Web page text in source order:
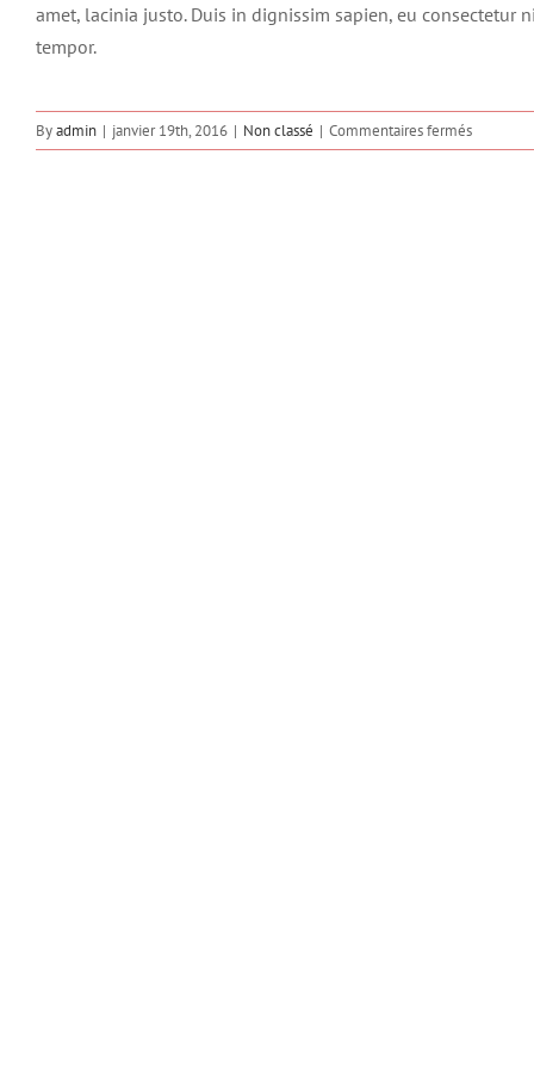
amet, lacinia justo. Duis in dignissim sapien, eu
tempor.
Byadmin | janvier 19th, 2016 | Non classé | Commentaires ferméssur
Aliquam